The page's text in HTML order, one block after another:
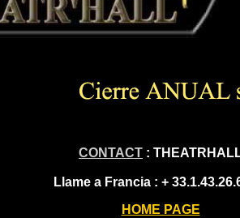
CONTACT :
Llame a Francia : +
HOME PAGE